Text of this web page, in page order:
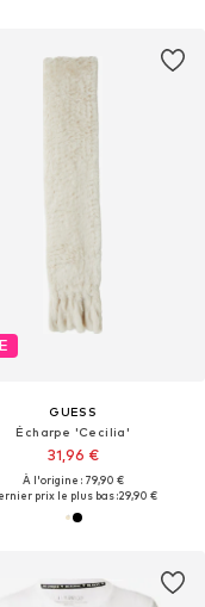
GUESS
Écharpe 'Cecilia'
31,96 €
À l'origine : 79,90 €
prix le plus bas :29,90 €